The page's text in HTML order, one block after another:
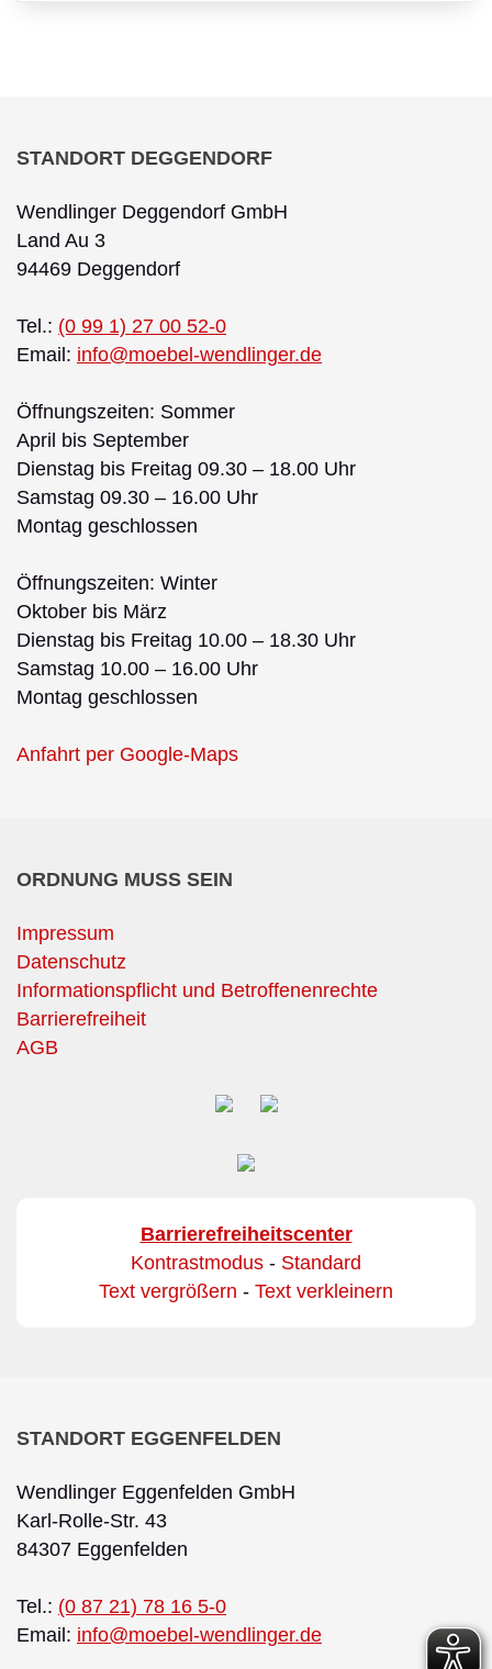
STANDORT DEGGENDORF
Wendlinger Deggendorf GmbH
Land Au 3
94469 Deggendorf
Tel.: (0 99 1) 27 00 52-0
Email: info@moebel-wendlinger.de
Öffnungszeiten: Sommer
April bis September
Dienstag bis Freitag 09.30 – 18.00 Uhr
Samstag 09.30 – 16.00 Uhr
Montag geschlossen
Öffnungszeiten: Winter
Oktober bis März
Dienstag bis Freitag 10.00 – 18.30 Uhr
Samstag 10.00 – 16.00 Uhr
Montag geschlossen
Anfahrt per Google-Maps
ORDNUNG MUSS SEIN
Impressum
Datenschutz
Informationspflicht und Betroffenenrechte
Barrierefreiheit
AGB
Barrierefreiheitscenter
Kontrastmodus - Standard
Text vergrößern - Text verkleinern
STANDORT EGGENFELDEN
Wendlinger Eggenfelden GmbH
Karl-Rolle-Str. 43
84307 Eggenfelden
Tel.: (0 87 21) 78 16 5-0
Email: info@moebel-wendlinger.de